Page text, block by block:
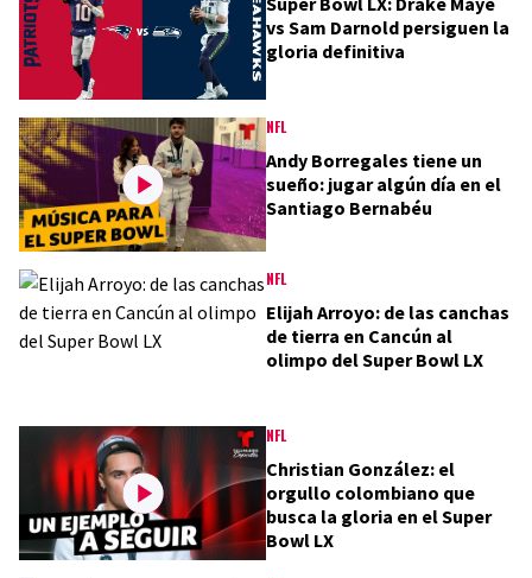
vs Sam Darnold persiguen la
gloria definitiva
NFL
Andy Borregales tiene un
sueño: jugar algún día en el
Santiago Bernabéu
NFL
Elijah Arroyo: de las canchas
de tierra en Cancún al
olimpo del Super Bowl LX
NFL
Christian González: el
orgullo colombiano que
busca la gloria en el Super
Bowl LX